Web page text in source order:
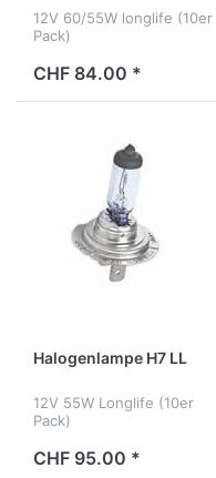
12V 60/55W longlife (10er
Pack)
CHF 84.00 *
Halogenlampe H7 LL
12V 55W Longlife (10er
Pack)
CHF 95.00 *